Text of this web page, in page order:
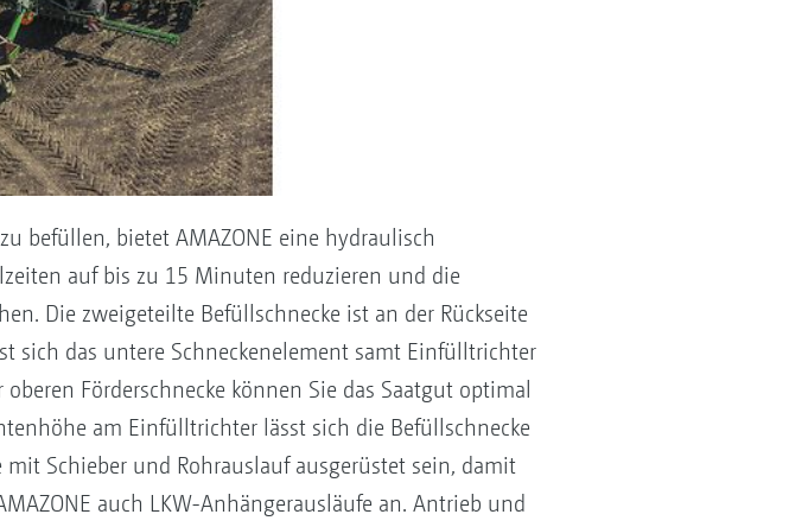
befüllen, bietet AMAZONE eine hydraulisch
auf bis zu 15 Minuten reduzieren und die
Die zweigeteilte Befüllschnecke ist an der Rückseite
sich das untere Schneckenelement samt Einfülltrichter
Förderschnecke können Sie das Saatgut optimal
am Einfülltrichter lässt sich die Befüllschnecke
Schieber und Rohrauslauf ausgerüstet sein, damit
auch LKW-Anhängerausläufe an. Antrieb und